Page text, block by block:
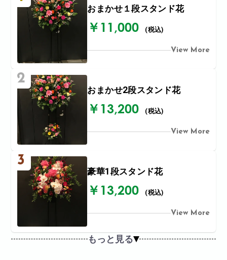
おまかせ１段スタンド花
￥11,000 (税込)
View More
2
おまかせ2段スタンド花
￥13,200 (税込)
View More
3
豪華1段スタンド花
￥13,200 (税込)
View More
もっと見る